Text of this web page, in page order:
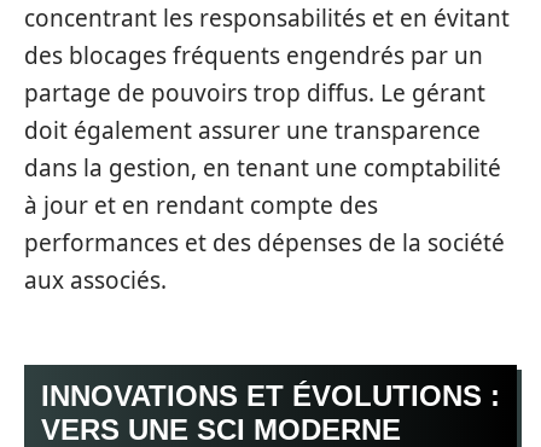
concentrant les responsabilités et en évitant
des blocages fréquents engendrés par un
partage de pouvoirs trop diffus. Le gérant
doit également assurer une transparence
dans la gestion, en tenant une comptabilité
à jour et en rendant compte des
performances et des dépenses de la société
aux associés.
INNOVATIONS ET ÉVOLUTIONS :
VERS UNE SCI MODERNE